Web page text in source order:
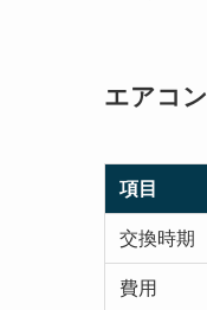
エアコン
項目
交換時期
費用